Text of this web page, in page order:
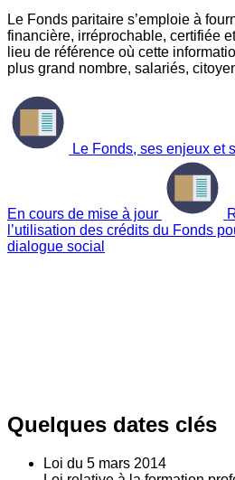
Le Fonds paritaire s’emploie à
financière, irréprochable, certifiée
lieu de référence où cette
plus grand nombre, salariés,
Le Fonds, ses enjeux et
En cours de mise à jour
l’utilisation des crédits du Fonds
dialogue social
Quelques dates clés
Loi du 5 mars 2014